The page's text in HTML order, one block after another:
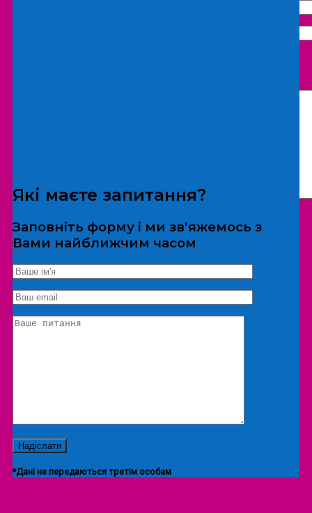
*Дані не передаються третім особам
Екскурсія/локація
Які маєте запитання?
Заповніть форму і ми зв'яжемось з
Вами найближчим часом
*Дані не передаються третім особам